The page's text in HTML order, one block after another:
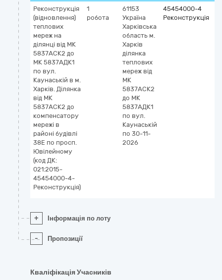
Реконструкція
(відновлення)
теплових
мереж на
ділянці від МК
5837АСК2 до
МК 5837АДК1
по вул.
Каунаській в м.
Харків. Ділянка
від МК
5837АСК2 до
компенсатору
мережі в
районі будівлі
38Е по просп.
Ювілейному
(код ДК:
021:2015-
45454000-4-
Реконструкція)
1
робота
61153
Україна
Харківська
область м.
Харків
ділянка
теплових
мереж від
МК
5837АСК2
до МК
5837АДК1
по вул.
Каунаській
по 30-11-
2026
45454000-4
Реконструкція
+ Інформація по лоту
- Пропозиції
Кваліфікація Учасників